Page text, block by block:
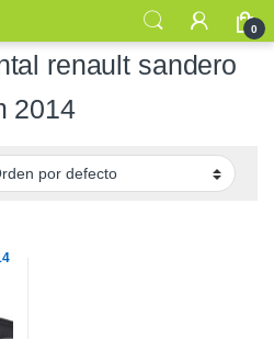
0
renault sandero
2014